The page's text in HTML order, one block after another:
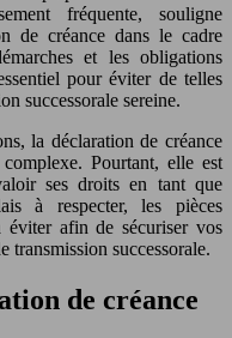
fréquente, souligne
de créance dans le cadre
et les obligations
pour éviter de telles
successorale sereine.
la déclaration de créance
Pourtant, elle est
ses droits en tant que
à respecter, les pièces
afin de sécuriser vos
transmission successorale.
de créance